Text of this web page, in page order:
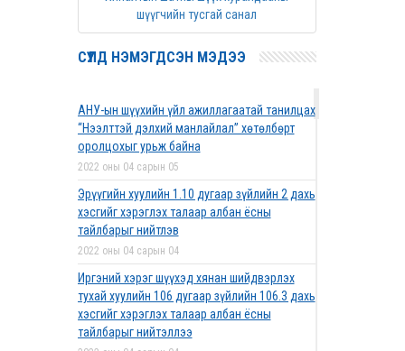
шүүгчийн тусгай санал
СҮҮЛД НЭМЭГДСЭН МЭДЭЭ
АНУ-ын шүүхийн үйл ажиллагаатай танилцах
“Нээлттэй дэлхий манлайлал” хөтөлбөрт
оролцохыг урьж байна
2022 оны 04 сарын 05
Эрүүгийн хуулийн 1.10 дугаар зүйлийн 2 дахь
хэсгийг хэрэглэх талаар албан ёсны
тайлбарыг нийтлэв
2022 оны 04 сарын 04
Иргэний хэрэг шүүхэд хянан шийдвэрлэх
тухай хуулийн 106 дугаар зүйлийн 106.3 дахь
хэсгийг хэрэглэх талаар албан ёсны
тайлбарыг нийтэллээ